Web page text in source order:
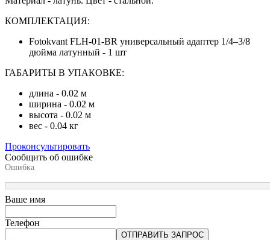
КОМПЛЕКТАЦИЯ:
Fotokvant FLH-01-BR универсальный адаптер 1/4–3/8
дюйма латунный - 1 шт
ГАБАРИТЫ В УПАКОВКЕ:
длина - 0.02 м
ширина - 0.02 м
высота - 0.02 м
вес - 0.04 кг
Проконсультировать
Сообщить об ошибке
Ошибка
Ваше имя
Телефон
ОТПРАВИТЬ ЗАПРОС